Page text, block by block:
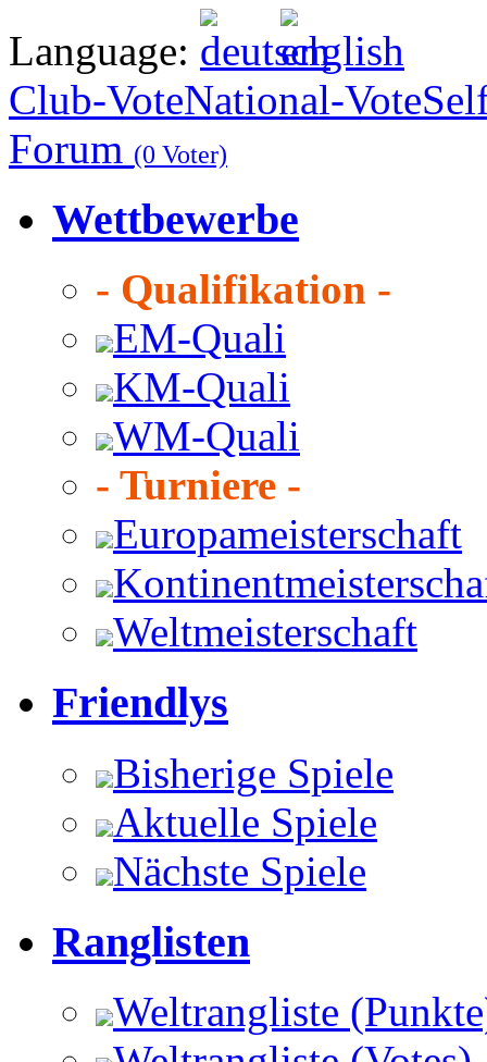
Language:
Club-VoteNational-Vote
Forum (0 Voter)
Wettbewerbe
- Qualifikation -
EM-Quali
KM-Quali
WM-Quali
- Turniere -
Europameisterschaft
Weltmeisterschaft
Friendlys
Bisherige Spiele
Aktuelle Spiele
Nächste Spiele
Ranglisten
Weltrangliste